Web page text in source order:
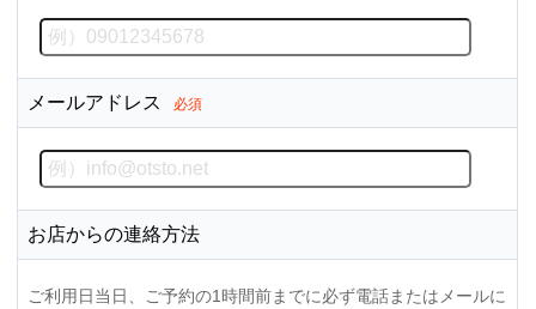
メールアドレス 必須
お店からの連絡方法
ご利用日当日、ご予約の1時間前までに必ず電話またはメールに